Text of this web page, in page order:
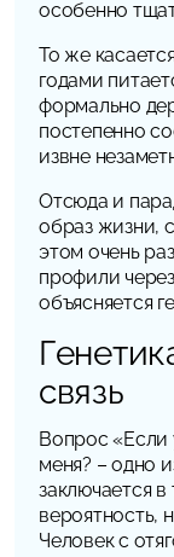
особенно
То же
годами
формально
постепенно
извне
Отсюда и
образ жизни,
этом очень
профили
объясняется
связь
Вопрос«Если
меня? – одно
заключается в
вероятность,
Человек с